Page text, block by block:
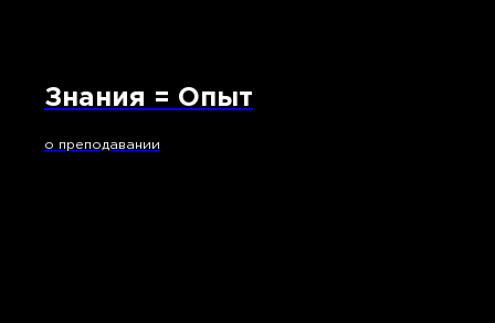
Знания = Опыт
о преподавании